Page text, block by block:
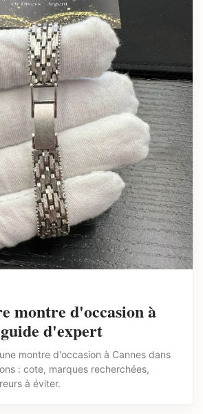
montre d'occasion à
d'expert
montre d'occasion à Cannes dans
: cote, marques recherchées,
à éviter.